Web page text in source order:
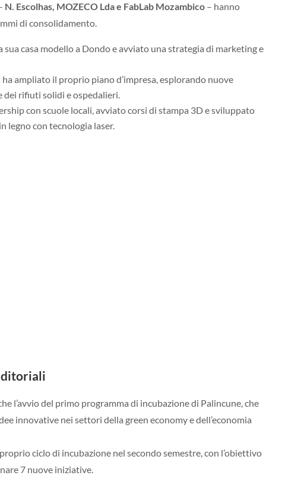
N. Escolhas, MOZECO Lda e FabLab Mozambico– hanno
di consolidamento.
sua casa modello a Dondo e avviato una strategia di marketing e
ha ampliato il proprio piano d’impresa, esplorando nuove
dei rifiuti solidi e ospedalieri.
con scuole locali, avviato corsi di stampa 3D e sviluppato
legno con tecnologia laser.
l’avvio del primo programma di incubazione di Palincune, che
innovative nei settori della green economy e dell’economia
ciclo di incubazione nel secondo semestre, con l’obiettivo
7 nuove iniziative.